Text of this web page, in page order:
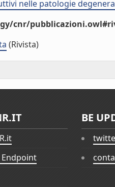
nelle patologie
cnr/
(Rivista)
Endpoint
BE